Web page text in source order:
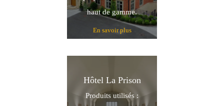
haut de gamme.
En savoir plus
Hôtel La Prison
Produits utilisés :